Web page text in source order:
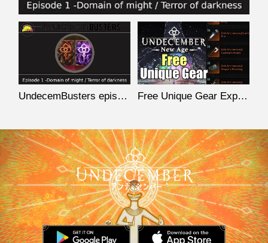
UndecemBusters episode 1 - Domain of might / Terror of darkness Free Unique Gear Explained | Season 10 New Age | Undecember